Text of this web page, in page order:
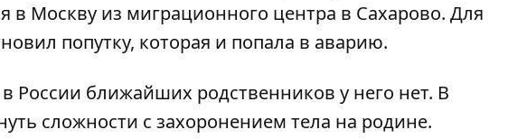
в Москву из миграционного центра в Сахарово. Для
попутку, которая и попала в аварию.
ближайших родственников у него нет. В
сложности с захоронением тела на родине.